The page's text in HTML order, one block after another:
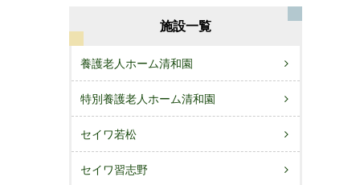
施設一覧
養護老人ホーム清和園
特別養護老人ホーム清和園
セイワ若松
セイワ習志野